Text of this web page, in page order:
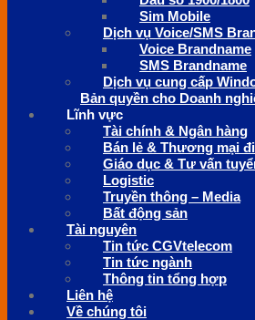
Sim Mobile
Dịch vụ Voice/SMS
Voice Brandname
SMS Brandname
Dịch vụ cung cấp
Bản quyền cho Doanh
Lĩnh vực
Tài chính & Ngân hàng
Bán lẻ & Thương mại
Giáo dục & Tư vấn
Logistic
Truyền thông – Media
Bất động sản
Tài nguyên
Tin tức CGVtelecom
Tin tức ngành
Thông tin tổng hợp
Liên hệ
Về chúng tôi